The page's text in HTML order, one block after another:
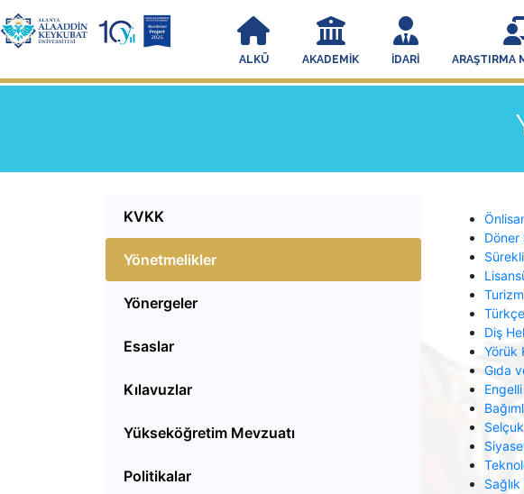
ALKÜ AKADEMIK İDARI ARAŞTIRMA
KVKK
Yönetmelikler
Yönergeler
Esaslar
Kılavuzlar
Yükseköğretim Mevzuatı
Politikalar
Döner
Diş
Yörük
Gıda